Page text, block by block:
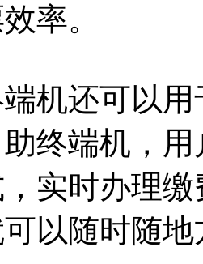
率。
还可以用
终端机，
实时办理
以随时随